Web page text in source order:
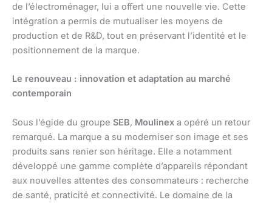
de l’électroménager, lui a offert une nouvelle vie. Cette
intégration a permis de mutualiser les moyens de
production et de R&D, tout en préservant l’identité et le
positionnement de la marque.
Le renouveau : innovation et adaptation au marché
contemporain
Sous l’égide du groupe SEB, Moulinex a opéré un retour
remarqué. La marque a su moderniser son image et ses
produits sans renier son héritage. Elle a notamment
développé une gamme complète d’appareils répondant
aux nouvelles attentes des consommateurs : recherche
de santé, praticité et connectivité. Le domaine de la